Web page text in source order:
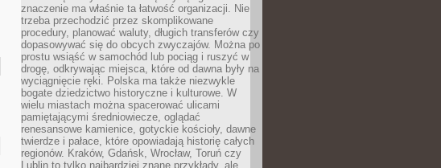
znaczenie ma właśnie ta łatwość organizacji. Nie
trzeba przechodzić przez skomplikowane
procedury, planować waluty, długich transferów czy
dopasowywać się do obcych zwyczajów. Można po
prostu wsiąść w samochód lub pociąg i ruszyć w
drogę, odkrywając miejsca, które od dawna były na
wyciągnięcie ręki. Polska ma także niezwykle
bogate dziedzictwo historyczne i kulturowe. W
wielu miastach można spacerować ulicami
pamiętającymi średniowiecze, oglądać
renesansowe kamienice, gotyckie kościoły, dawne
twierdze i pałace, które opowiadają historię całych
regionów. Kraków, Gdańsk, Wrocław, Toruń czy
Lublin to tylko najbardziej znane przykłady, ale